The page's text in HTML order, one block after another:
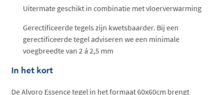
Uitermate geschikt in combinatie met vloerverwarming
Gerectificeerde tegels zijn kwetsbaarder. Bij een
gerectificeerde tegel adviseren we een minimale
voegbreedte van 2 á 2,5 mm
In het kort
De Alvoro Essence tegel in het formaat 60x60cm brengt